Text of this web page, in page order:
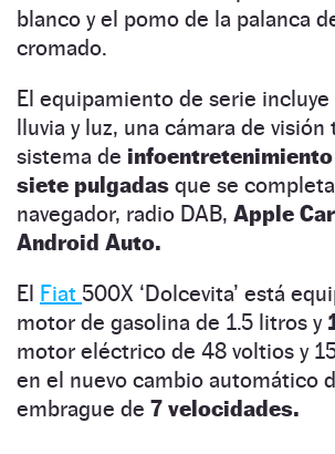
blanco y el pomo de la palanca
cromado.
El equipamiento de serie incluye
lluvia y luz, una cámara de visión
sistema de infoentretenimiento
siete pulgadas que se
navegador, radio DAB, Apple
Android Auto.
El Fiat 500X ‘Dolcevita’ está
motor de gasolina de 1.5 litros y
motor eléctrico de 48 voltios y
en el nuevo cambio automático
embrague de 7 velocidades.